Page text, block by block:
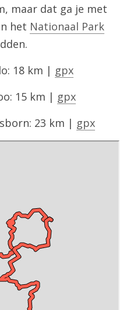
maar dat ga je met
het Nationaal Park
18 km | gpx
15 km | gpx
23 km | gpx